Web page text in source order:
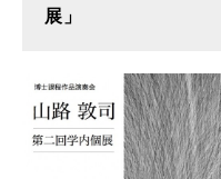
展」